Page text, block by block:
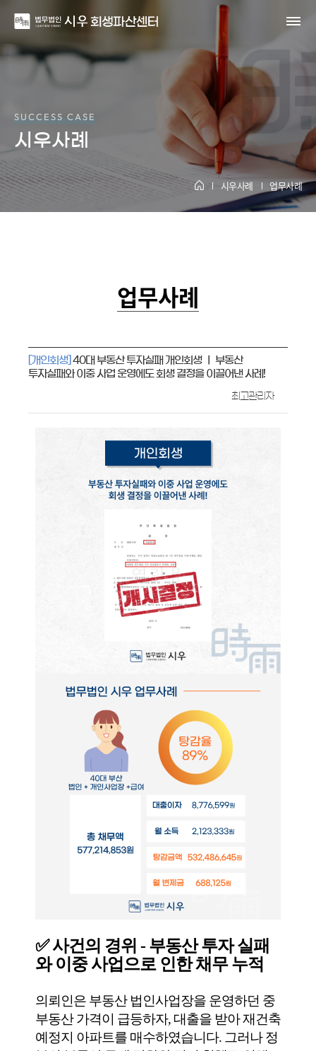
SUCCESS CASE
시우사례
시우사례 업무사례
업무사례
[개인회생] 40대 부동산 투자실패 개인회생 ㅣ 부동산
투자실패와 이중 사업 운영에도 회생 결정을 이끌어낸 사례!
최고관리자
✅ 사건의 경위 - 부동산 투자 실패
와 이중 사업으로 인한 채무 누적
의뢰인은 부동산 법인사업장을 운영하던 중
부동산 가격이 급등하자, 대출을 받아 재건축
예정지 아파트를 매수하였습니다. 그러나 정